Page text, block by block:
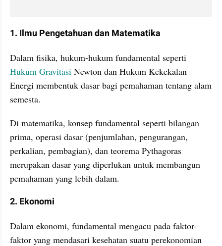
1. Ilmu Pengetahuan dan Matematika
Hukum Gravitasi Newton dan Hukum Kekekalan
Energi membentuk dasar bagi pemahaman tentang alam
semesta.
Di matematika, konsep fundamental seperti bilangan
prima, operasi dasar (penjumlahan, pengurangan,
perkalian, pembagian), dan teorema Pythagoras
merupakan dasar yang diperlukan untuk membangun
pemahaman yang lebih dalam.
2. Ekonomi
Dalam ekonomi, fundamental mengacu pada faktor-
faktor yang mendasari kesehatan suatu perekonomian